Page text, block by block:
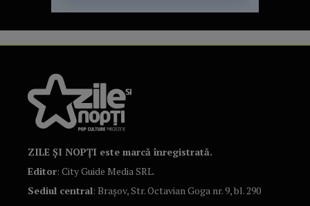
ZILE ȘI NOPȚI este marcă înregistrată.
Editor: City Guide Media SRL.
Sediul central: Brașov, Str. Octavian Goga nr. 9, bl. 290